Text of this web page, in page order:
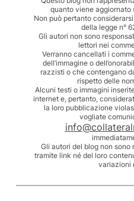
quanto viene
Non può pertanto
della legge n°
Gli autori non sono
lettori nei
Verranno cancellati i
dell’immagine o
razzisti o che contengano
rispetto delle
Alcuni testi o immagini
internet e, pertanto,
la loro pubblicazione
vogliate
Gli autori del blog non
tramite link né del loro
variazioni